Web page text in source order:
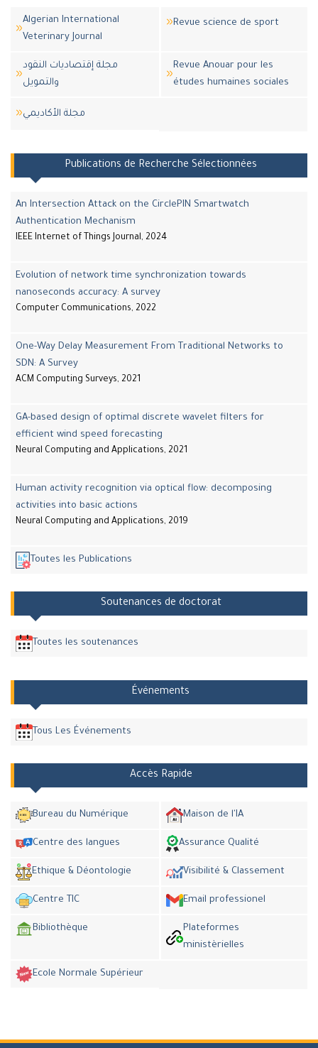
Algerian International
Veterinary Journal
Revue science de sport
مجلة إقتصاديات النقود
والتمويل
Revue Anouar pour les
études humaines sociales
مجلة اﻷكاديمي
Publications de Recherche Sélectionnées
An Intersection Attack on the CirclePIN Smartwatch
Authentication Mechanism
IEEE Internet of Things Journal, 2024
Evolution of network time synchronization towards
nanoseconds accuracy: A survey
Computer Communications, 2022
One-Way Delay Measurement From Traditional Networks to
SDN: A Survey
ACM Computing Surveys, 2021
GA-based design of optimal discrete wavelet filters for
efficient wind speed forecasting
Neural Computing and Applications, 2021
Human activity recognition via optical flow: decomposing
activities into basic actions
Neural Computing and Applications, 2019
Toutes les Publications
Soutenances de doctorat
Toutes les soutenances
Événements
Tous Les Événements
Accès Rapide
Bureau du Numérique Maison de l'IA
Centre des langues Assurance Qualité
Ethique & Déontologie Visibilité & Classement
Centre TIC Email professionel
Bibliothèque
Plateformes
ministèrielles
Ecole Normale Supérieur